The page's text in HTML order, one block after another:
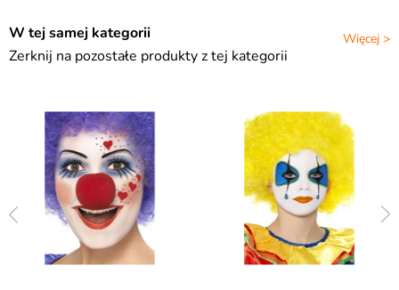
Więcej >
W tej samej kategorii
Zerknij na pozostałe produkty z tej kategorii